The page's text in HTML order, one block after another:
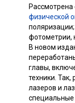
физической
фотометрии,
В новом
главы,
техники.
лазеров и